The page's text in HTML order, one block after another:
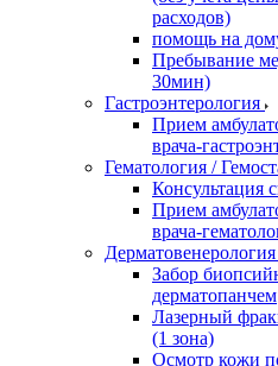
расходов)
помощь на
Пребывание
30мин)
Гастроэнтерология
Прием
врача-
Гематология /
Консультация
Прием
врача-
Дерматовенерология
Забор
дерматопанчем
Лазерный
(1 зона)
Осмотр кожи